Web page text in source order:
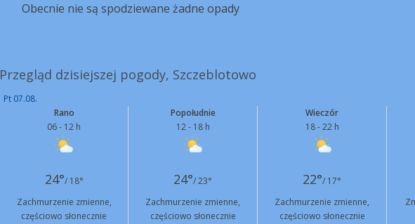
Obecnie nie są spodziewane żadne opady
Przegląd dzisiejszej pogody, Szczeblotowo
Pt 07.08.
Rano
06 - 12 h
Popołudnie
12 - 18 h
Wieczór
18 - 22 h
24°/ 18° 24°/ 23° 22°/ 17°
Zachmurzenie zmienne,
częściowo słonecznie
Zachmurzenie zmienne,
częściowo słonecznie
Zachmurzenie zmienne,
częściowo słonecznie